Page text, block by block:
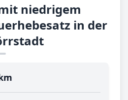
niedrigem
in der